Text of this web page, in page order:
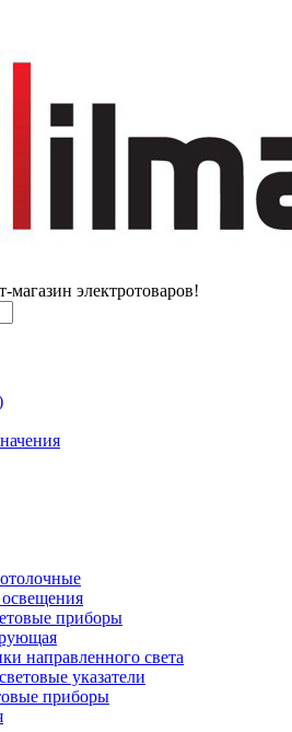
электротоваров!
приборы
направленного света
указатели
приборы